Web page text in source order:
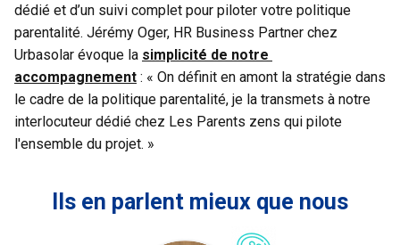
dédié et d’un suivi complet pour piloter votre politique
parentalité. Jérémy Oger, HR Business Partner chez
Urbasolar évoque la simplicité de notre
accompagnement : « On définit en amont la stratégie dans
le cadre de la politique parentalité, je la transmets à notre
interlocuteur dédié chez Les Parents zens qui pilote
l'ensemble du projet. »
Ils en parlent mieux que nous